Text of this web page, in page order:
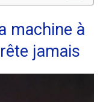
machine à
jamais